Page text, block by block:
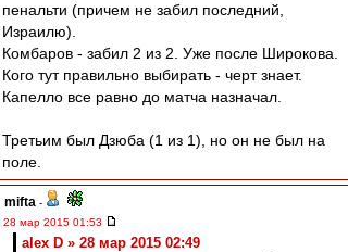
пенальти (причем не забил последний,
Израилю).
Комбаров - забил 2 из 2. Уже после Широкова.
Кого тут правильно выбирать - черт знает.
Капелло все равно до матча назначал.
Третьим был Дзюба (1 из 1), но он не был на
поле.
mifta -
28 мар 2015 01:53
alex D » 28 мар 2015 02:49